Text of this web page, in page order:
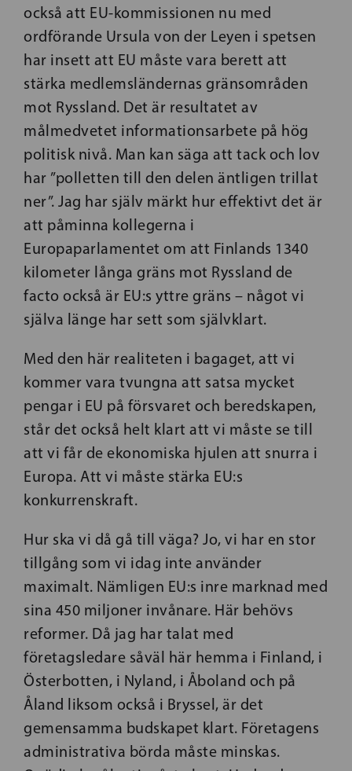
också att EU-kommissionen nu med
ordförande Ursula von der Leyen i spetsen
har insett att EU måste vara berett att
stärka medlemsländernas gränsområden
mot Ryssland. Det är resultatet av
målmedvetet informationsarbete på hög
politisk nivå. Man kan säga att tack och lov
har ”polletten till den delen äntligen trillat
ner”. Jag har själv märkt hur effektivt det är
att påminna kollegerna i
Europaparlamentet om att Finlands 1340
kilometer långa gräns mot Ryssland de
facto också är EU:s yttre gräns – något vi
själva länge har sett som självklart.
Med den här realiteten i bagaget, att vi
kommer vara tvungna att satsa mycket
pengar i EU på försvaret och beredskapen,
står det också helt klart att vi måste se till
att vi får de ekonomiska hjulen att snurra i
Europa. Att vi måste stärka EU:s
konkurrenskraft.
Hur ska vi då gå till väga? Jo, vi har en stor
tillgång som vi idag inte använder
maximalt. Nämligen EU:s inre marknad med
sina 450 miljoner invånare. Här behövs
reformer. Då jag har talat med
företagsledare såväl här hemma i Finland, i
Österbotten, i Nyland, i Åboland och på
Åland liksom också i Bryssel, är det
gemensamma budskapet klart. Företagens
administrativa börda måste minskas.